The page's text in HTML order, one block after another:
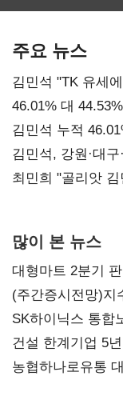
주요 뉴스
김민석 "TK 유세
대표된 양 당직 배
46.01% 대
김민석 누적
(2보)
김민석, 강원·대
최민희 "골리앗
많이 본 뉴스
대형마트 2분기
(주간증시전망)
SK하이닉스 통합
불만 확산
건설 한계기업 5
확대
농협하나로유통